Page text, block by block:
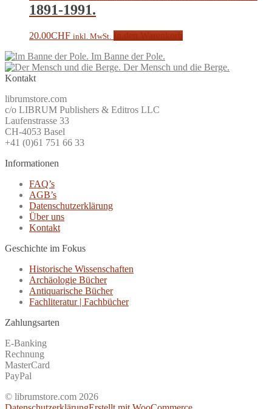
1891-1991.
20.00CHF inkl. MwSt.
Im Banne der Pole.
Der Mensch und die Berge.
Kontakt
librumstore.com
c/o LIBRUM Publishers & Editros LLC
Laufenstrasse 33
CH-4053 Basel
+41 (0)61 751 66 33
Informationen
FAQ’s
AGB’s
Datenschutzerklärung
Über uns
Kontakt
Geschichte im Fokus
Historische Wissenschaften
Archäologie Bücher
Antiquarische Bücher
Fachliteratur | Fachbücher
Zahlungsarten
E-Banking
Rechnung
MasterCard
PayPal
© librumstore.com 2026